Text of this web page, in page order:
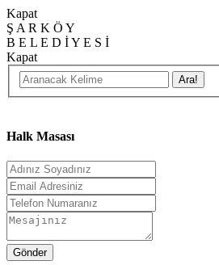
Kapat
Ş A R K Ö Y
B E L E D İY E S İ
Kapat
Halk Masası
Gönder